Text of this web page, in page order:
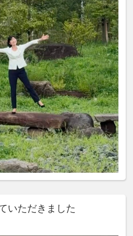
いただきました